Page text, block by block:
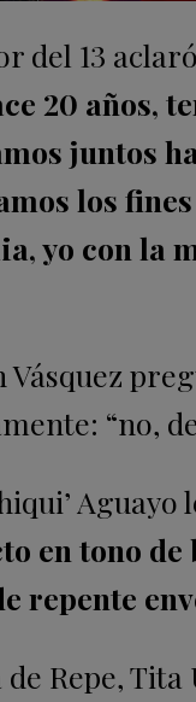
del 13
20 años,
juntos
los
yo con la
Vásquez
“no,
en tono
repente
de Repe,